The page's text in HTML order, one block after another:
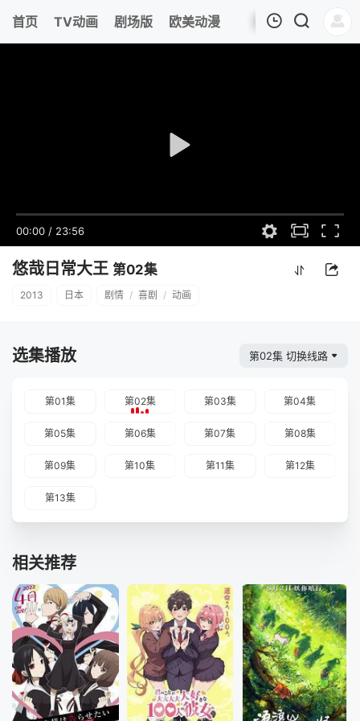
首页 TV动画 剧场版 欧美动漫
00:00 / 23:56
悠哉日常大王 第02集
2013 日本 剧情 / 喜剧 / 动画
选集播放 第02集 切换线路
第01集 第02集 第03集 第04集
第05集 第06集 第07集 第08集
第09集 第10集 第11集 第12集
第13集
相关推荐